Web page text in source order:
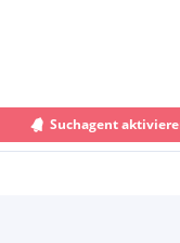
Suchagent